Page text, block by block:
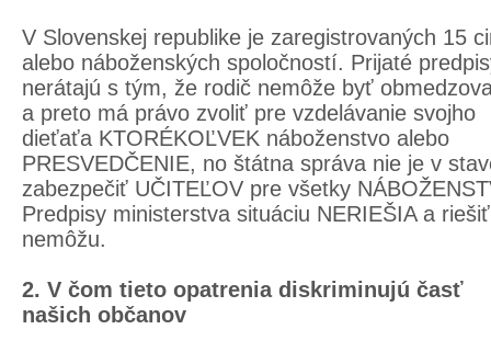
V Slovenskej republike je zaregistrovaných 15
alebo náboženských spoločností. Prijaté
nerátajú s tým, že rodič nemôže byť
a preto má právo zvoliť pre vzdelávanie svojho
dieťaťa KTORÉKOĽVEK náboženstvo alebo
PRESVEDČENIE, no štátna správa nie je v
zabezpečiť UČITEĽOV pre všetky
Predpisy ministerstva situáciu NERIEŠIA a riešiť
nemôžu.
2. V čom tieto opatrenia diskriminujú časť
našich občanov